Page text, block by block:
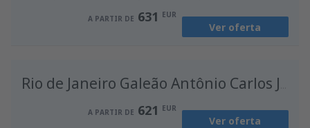
Porto, Francisco Sá Carneiro (OPO)
A PARTIR DE 631 EUR
Ver oferta
A PARTIR DE 621 EUR
Ver oferta